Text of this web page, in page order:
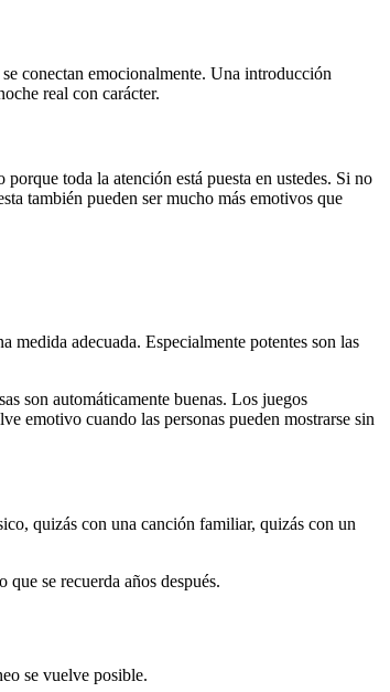
conectan emocionalmente. Una introducción
real con carácter.
toda la atención está puesta en ustedes. Si no
también pueden ser mucho más emotivos que
adecuada. Especialmente potentes son las
son automáticamente buenas. Los juegos
emotivo cuando las personas pueden mostrarse sin
quizás con una canción familiar, quizás con un
se recuerda años después.
se vuelve posible.